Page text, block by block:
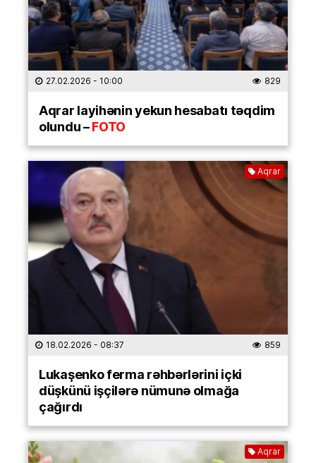
27.02.2026 - 10:00 829
Aqrar layihənin yekun hesabatı təqdim
olundu –FOTO
Aqrar
18.02.2026 - 08:37 859
Lukaşenko ferma rəhbərlərini içki
düşkünü işçilərə nümunə olmağa
çağırdı
Aqrar